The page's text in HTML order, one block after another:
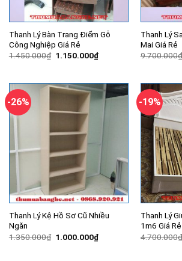
Thanh Lý Bàn Trang Điểm Gỗ
Công Nghiệp Giá Rẻ
1.450.000₫ Giá
1.150.000₫Giá
hiện
1.150.000₫.
Thanh Lý
Mai Giá Rẻ
9.700.000₫
-26%
Thanh Lý Kệ Hồ Sơ Cũ Nhiều
Ngăn
1.350.000₫ Giá
1.000.000₫Giá
hiện
-19%
Thanh Lý
1m6 Giá Rẻ
4.700.000₫